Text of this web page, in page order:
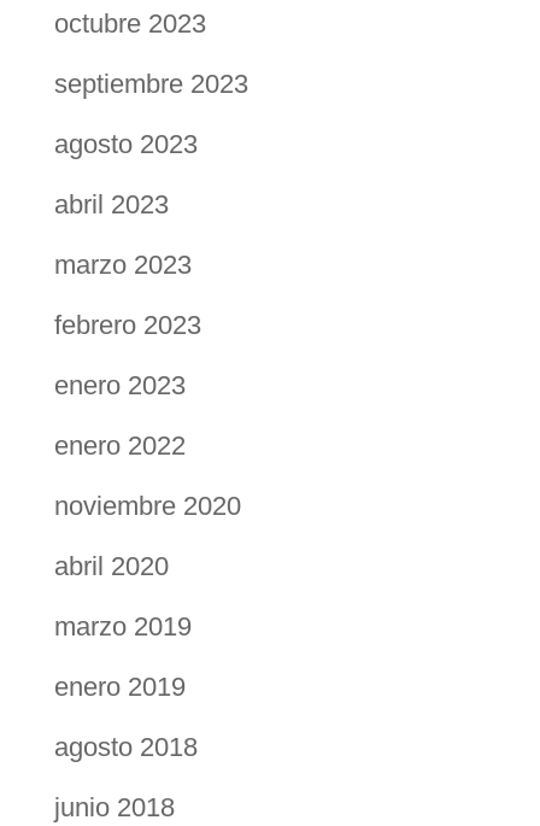
octubre 2023
septiembre 2023
agosto 2023
abril 2023
marzo 2023
febrero 2023
enero 2023
enero 2022
noviembre 2020
abril 2020
marzo 2019
enero 2019
agosto 2018
junio 2018